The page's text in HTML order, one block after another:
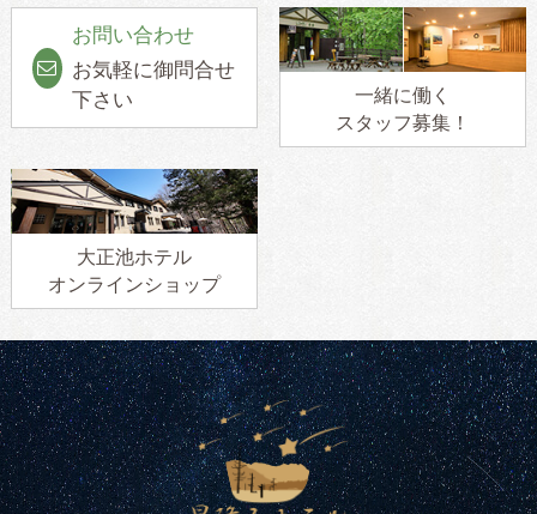
お問い合わせ
お気軽に御問合せ
下さい
一緒に働く
スタッフ募集！
大正池ホテル
オンラインショップ